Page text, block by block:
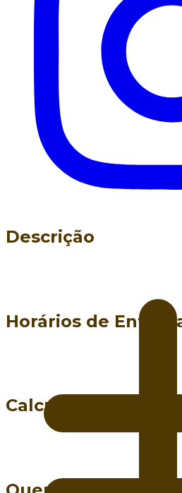
Descrição
Horários de
Calcular o prazo de